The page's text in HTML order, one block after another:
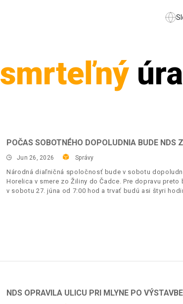
smrteľný
POČAS SOBOTNÉHO DOPOLUDNIA BUDE NDS
Jun 26, 2026 Správy
Národná diaľničná spoločnosť bude v sobotu
Horelica v smere zo Žiliny do Čadce. Pre dopravu
v sobotu 27. júna od 7:00 hod a trvať budú asi štyri
NDS OPRAVILA ULICU PRI MLYNE PO